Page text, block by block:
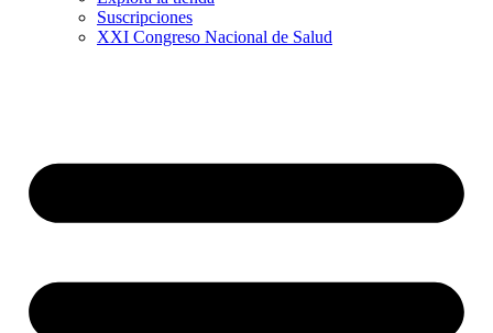
Suscripciones
XXI Congreso Nacional de Salud